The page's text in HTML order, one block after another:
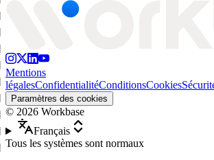
Mentions
légalesConfidentialitéConditionsCookies
Paramètres des cookies
© 2026 Workbase
Français
Tous les systèmes sont normaux